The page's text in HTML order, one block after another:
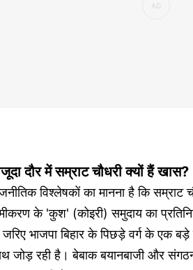
दौर में सम्राट चौधरी क्यों हैं खास?
विश्लेषकों का मानना है कि
के 'कुश' (कोइरी) समुदाय का
भाजपा बिहार के पिछड़े वर्ग के एक
जोड़ रही है। बेबाक बयानबाजी और